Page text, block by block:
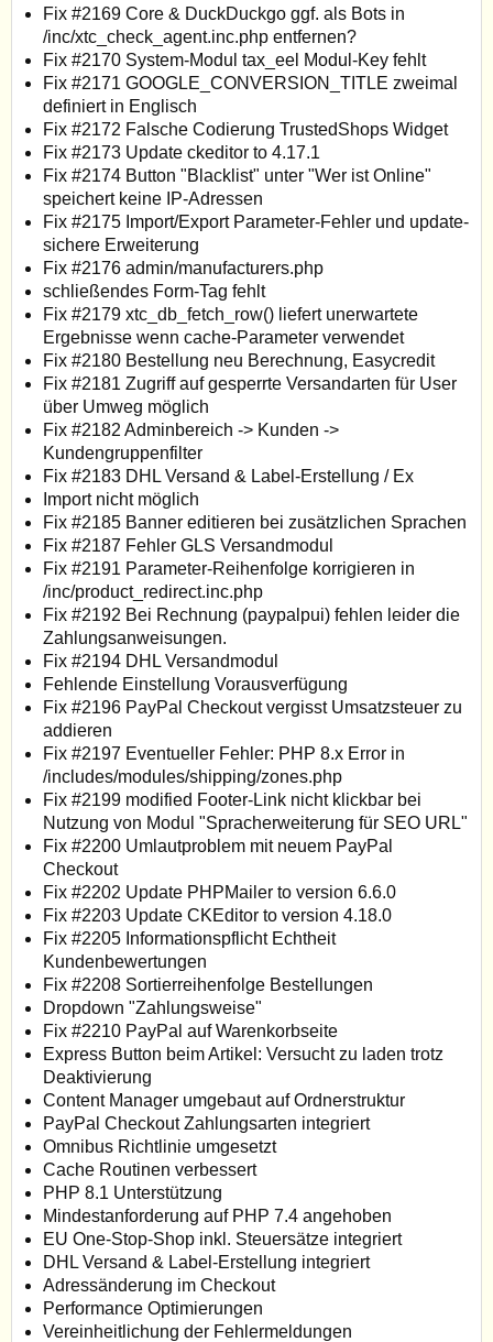
Fix #2169 Core & DuckDuckgo ggf. als Bots in
/inc/xtc_check_agent.inc.php entfernen?
Fix #2170 System-Modul tax_eel Modul-Key fehlt
Fix #2171 GOOGLE_CONVERSION_TITLE zweimal
definiert in Englisch
Fix #2172 Falsche Codierung TrustedShops Widget
Fix #2173 Update ckeditor to 4.17.1
Fix #2174 Button "Blacklist" unter "Wer ist Online"
speichert keine IP-Adressen
Fix #2175 Import/Export Parameter-Fehler und update-
sichere Erweiterung
Fix #2176 admin/manufacturers.php
schließendes Form-Tag fehlt
Fix #2179 xtc_db_fetch_row() liefert unerwartete
Ergebnisse wenn cache-Parameter verwendet
Fix #2180 Bestellung neu Berechnung, Easycredit
Fix #2181 Zugriff auf gesperrte Versandarten für User
über Umweg möglich
Fix #2182 Adminbereich -> Kunden ->
Kundengruppenfilter
Fix #2183 DHL Versand & Label-Erstellung / Ex
Import nicht möglich
Fix #2185 Banner editieren bei zusätzlichen Sprachen
Fix #2187 Fehler GLS Versandmodul
Fix #2191 Parameter-Reihenfolge korrigieren in
/inc/product_redirect.inc.php
Fix #2192 Bei Rechnung (paypalpui) fehlen leider die
Zahlungsanweisungen.
Fix #2194 DHL Versandmodul
Fehlende Einstellung Vorausverfügung
Fix #2196 PayPal Checkout vergisst Umsatzsteuer zu
addieren
Fix #2197 Eventueller Fehler: PHP 8.x Error in
/includes/modules/shipping/zones.php
Fix #2199 modified Footer-Link nicht klickbar bei
Nutzung von Modul "Spracherweiterung für SEO URL"
Fix #2200 Umlautproblem mit neuem PayPal
Checkout
Fix #2202 Update PHPMailer to version 6.6.0
Fix #2203 Update CKEditor to version 4.18.0
Fix #2205 Informationspflicht Echtheit
Kundenbewertungen
Fix #2208 Sortierreihenfolge Bestellungen
Dropdown "Zahlungsweise"
Fix #2210 PayPal auf Warenkorbseite
Express Button beim Artikel: Versucht zu laden trotz
Deaktivierung
Content Manager umgebaut auf Ordnerstruktur
PayPal Checkout Zahlungsarten integriert
Omnibus Richtlinie umgesetzt
Cache Routinen verbessert
PHP 8.1 Unterstützung
Mindestanforderung auf PHP 7.4 angehoben
EU One-Stop-Shop inkl. Steuersätze integriert
DHL Versand & Label-Erstellung integriert
Adressänderung im Checkout
Performance Optimierungen
Vereinheitlichung der Fehlermeldungen